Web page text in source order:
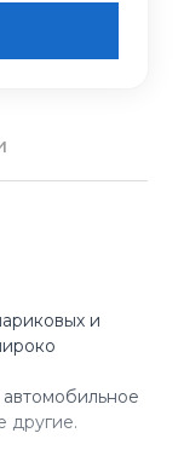
и
другие.